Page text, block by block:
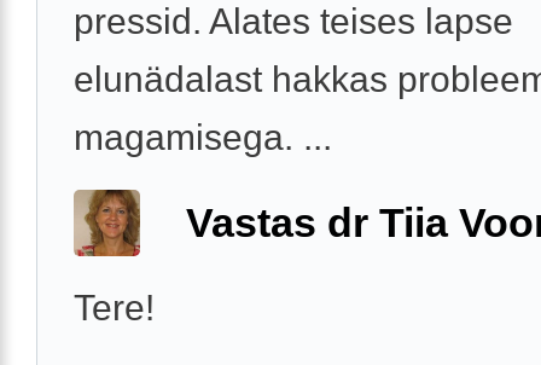
pressid. Alates teises lapse
elunädalast hakkas
magamisega. ...
Vastas dr Tiia
Tere!